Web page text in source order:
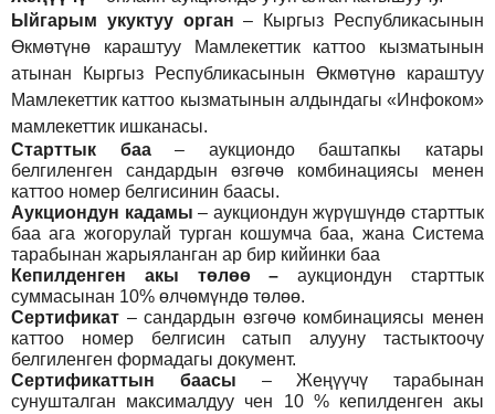
Ыйгарым укуктуу орган –
Кыргыз Республикасынын
Өкмөтүнө караштуу Мамлекеттик каттоо кызматынын
атынан Кыргыз Республикасынын Өкмөтүнө караштуу
Мамлекеттик каттоо кызматынын алдындагы «Инфоком»
мамлекеттик ишканасы.
Старттык баа– аукциондо баштапкы катары
белгиленген сандардын өзгөчө комбинациясы менен
каттоо номер белгисинин баасы.
Аукциондун кадамы – аукциондун жүрүшүндө старттык
баа ага жогорулай турган кошумча баа, жана Система
тарабынан жарыяланган ар бир кийинки баа
Кепилденген акы төлөө
–аукциондун старттык
суммасынан 10% өлчөмүндө төлөө.
Сертификат – сандардын өзгөчө комбинациясы менен
каттоо номер белгисин сатып алууну тастыктоочу
белгиленген формадагы документ.
Сертификаттын баасы – Жеңүүчү тарабынан
сунушталган максималдуу чен 10 % кепилденген акы